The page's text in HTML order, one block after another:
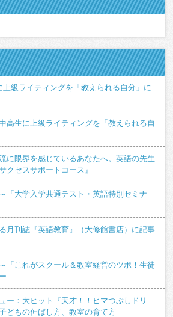
級ライティングを「教えられる自分」に
高生に上級ライティングを「教えられる自
に限界を感じているあなたへ。英語の先生
クセスサポートコース』
「大学入学共通テスト・英語特別セミナ
月刊誌『英語教育』（大修館書店）に記事
「これがスクール＆教室経営のツボ！生徒
ー：大ヒット『天才！！ヒマつぶしドリ
どもの伸ばし方、教室の育て方